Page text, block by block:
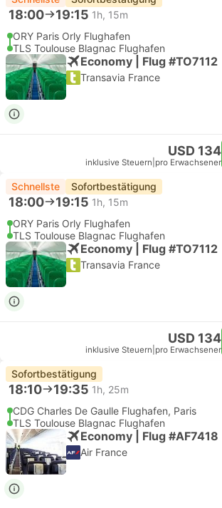
18:00 19:15 1h, 15m
ORY Paris Orly Flughafen
TLS Toulouse Blagnac Flughafen
Economy | Flug #TO7112
Transavia France
USD 134
inklusive Steuern pro Erwachsener
Schnellste Sofortbestätigung
18:00 19:15 1h, 15m
ORY Paris Orly Flughafen
TLS Toulouse Blagnac Flughafen
Economy | Flug #TO7112
Transavia France
USD 134
inklusive Steuern pro Erwachsener
Sofortbestätigung
18:10 19:35 1h, 25m
CDG Charles De Gaulle Flughafen, Paris
TLS Toulouse Blagnac Flughafen
Economy | Flug #AF7418
Air France